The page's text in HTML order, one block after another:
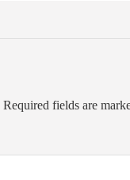
Required fields are